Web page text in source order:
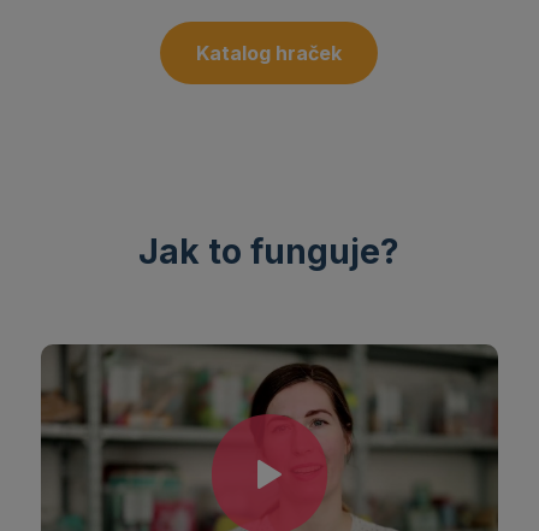
Katalog hraček
Jak to funguje?